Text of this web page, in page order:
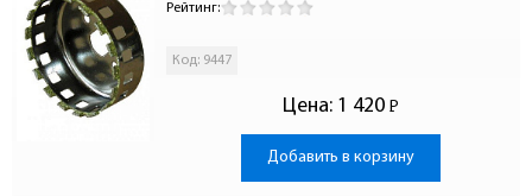
Рейтинг:
Код: 9447
Цена: 1 420 Р
-
Добавить в корзину